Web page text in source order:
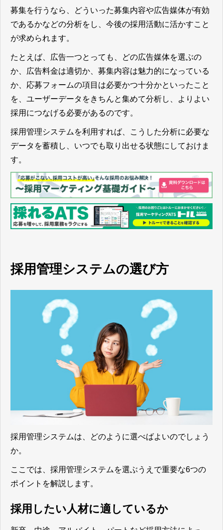
募集を行うなら、どういった募集内容や広告媒体が有効
であるかなどの分析をし、今後の採用活動に活かすこと
が求められます。
たとえば、広告一つとっても、どの広告媒体を選ぶの
か、広告料金は適切か、募集内容は魅力的になっている
か、応募フォームの項目は必要かつ十分かといったこと
を、ユーザーデータをきちんと集めて分析し、よりよい
採用につなげる必要があるのです。
採用管理システムを利用すれば、こうした分析に必要な
データを蓄積し、いつでも取り出せる状態にしておけま
す。
採用管理システムの選び方
採用管理システムは、どのように選べばよいのでしょう
か。
ここでは、採用管理システムを選ぶうえで重要な6つの
ポイントを解説します。
採用したい人材に適しているか